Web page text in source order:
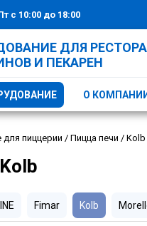
с 10:00 до 18:00
ДЛЯ
И ПЕКАРЕН
О КОМПАНИИ
пиццерии / Пицца печи / Kolb
Fimar Kolb